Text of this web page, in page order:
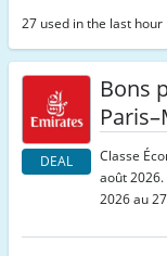
27 used in the last hour
DEAL
Bons
Classe
août
2026 au